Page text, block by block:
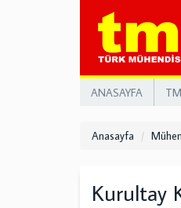
ANASAYFA
Anasayfa
Kurultay